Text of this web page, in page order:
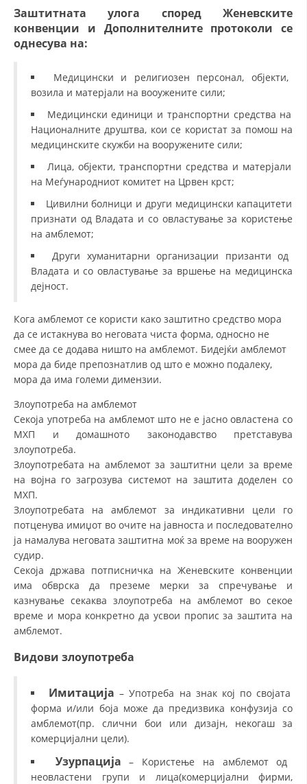
Заштитната улога според Женевските
конвенции и Дополнителните протоколи се
однесува на:
Медицински и религиозен персонал, објекти,
возила и матерјали на вооужените сили;
Медицински единици и транспортни средства на
Националните друштва, кои се користат за помош на
медицинските скужби на вооружените сили;
Лица, објекти, транспортни средства и матерјали
на Меѓународниот комитет на Црвен крст;
Цивилни болници и други медицински капацитети
признати од Владата и со овластување за користење
на амблемот;
Други хуманитарни организации призанти од
Владата и со овластување за вршење на медицинска
дејност.
Кога амблемот се користи како заштитно средство мора
да се истакнува во неговата чиста форма, односно не
смее да се додава ништо на амблемот. Бидејќи амблемот
мора да биде препознатлив од што е можно подалеку,
мора да има големи димензии.
Злоупотреба на амблемот
Секоја употреба на амблемот што не е јасно овластена со
МХП и домашното законодавство претставува
злоупотреба.
Злоупотребата на амблемот за заштитни цели за време
на војна го загрозува системот на заштита доделен со
МХП.
Злоупотребата на амблемот за индикативни цели го
потценува имиџот во очите на јавноста и последователно
ја намалува неговата заштитна моќ за време на вооружен
судир.
Секоја држава потписничка на Женевските конвенции
има обврска да преземе мерки за спречување и
казнување секаква злоупотреба на амблемот во секое
време и мора конкретно да усвои пропис за заштита на
амблемот.
Видови злоупотреба
Имитација – Употреба на знак кој по својата
форма и/или боја може да предизвика конфузија со
амблемот(пр. слични бои или дизајн, некогаш за
комерцијални цели).
Узурпација – Користење на амблемот од
неовластени групи и лица(комерцијални фирми,